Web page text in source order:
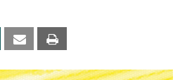
Xing Email